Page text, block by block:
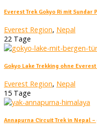
Everest Trek Gokyo Ri mit Sundar
Everest Region, Nepal
22 Tage
Gokyo Lake Trekking ohne
Everest Region, Nepal
15 Tage
Annapurna Circuit Trek in Nepal